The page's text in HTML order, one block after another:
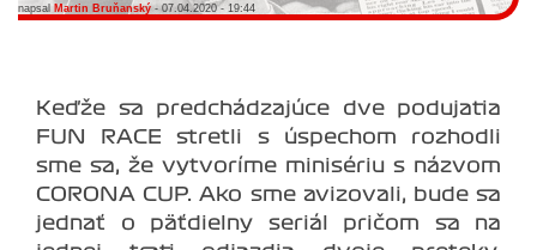
napsal Martin Bruňanský- 07.04.2020 - 19:44
Keďže sa predchádzajúce dve podujatia
FUN RACE stretli s úspechom rozhodli
sme sa, že vytvoríme minisériu s názvom
CORONA CUP. Ako sme avizovali, bude sa
jednať o päťdielny seriál pričom sa na